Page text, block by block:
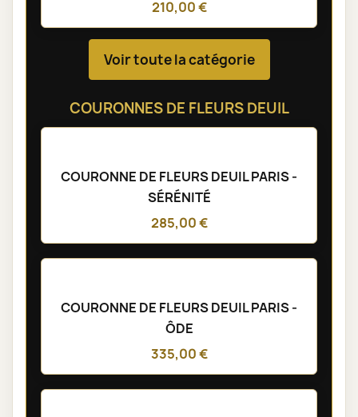
210,00 €
Voir toute la catégorie
COURONNES DE FLEURS DEUIL
COURONNE DE FLEURS DEUIL PARIS -
SÉRÉNITÉ
285,00 €
COURONNE DE FLEURS DEUIL PARIS -
ÔDE
335,00 €